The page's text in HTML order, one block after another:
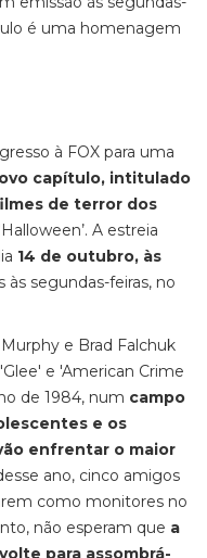
é uma homenagem
à FOX para uma
capítulo, intitulado
de terror dos
A estreia
14 de outubro, às
às segundas-feiras, no
e Brad Falchuk
e 'American Crime
de 1984, num campo
e os
enfrentar o maior
ano, cinco amigos
como monitores no
não esperam que a
para assombrá-